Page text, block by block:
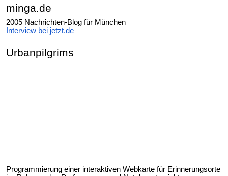
minga.de
2005 Nachrichten-Blog für München
Interview bei jetzt.de
Urbanpilgrims
Programmierung einer interaktiven Webkarte für Erinnerungsorte